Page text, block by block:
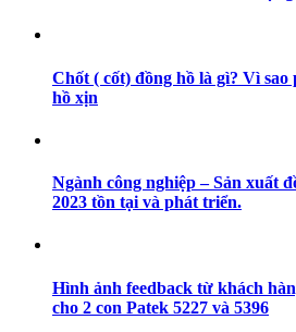
Chốt ( cốt) đồng hồ là gì? Vì
hồ xịn
Ngành công nghiệp – Sản xuất
2023 tồn tại và phát triển.
Hình ảnh feedback từ khách
cho 2 con Patek 5227 và 5396